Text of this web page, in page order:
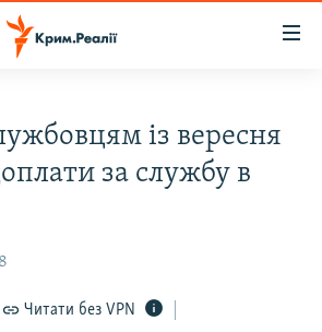
із вересня
за службу в
Читати без VPN